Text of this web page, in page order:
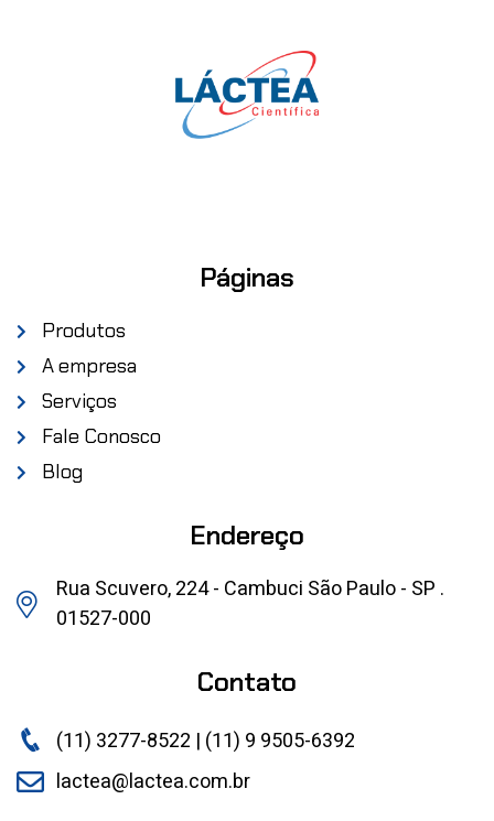
Páginas
Produtos
A empresa
Serviços
Fale Conosco
Blog
Endereço
Rua Scuvero, 224 - Cambuci São Paulo - SP .
01527-000
Contato
(11) 3277-8522 | (11) 9 9505-6392
lactea@lactea.com.br